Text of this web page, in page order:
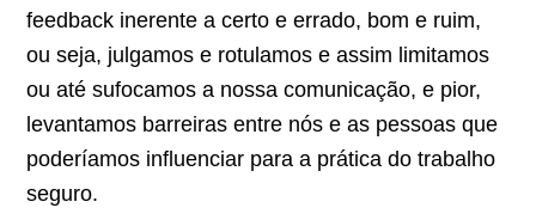
feedback inerente a certo e errado, bom e ruim,
ou seja, julgamos e rotulamos e assim limitamos
ou até sufocamos a nossa comunicação, e pior,
levantamos barreiras entre nós e as pessoas que
poderíamos influenciar para a prática do trabalho
seguro.